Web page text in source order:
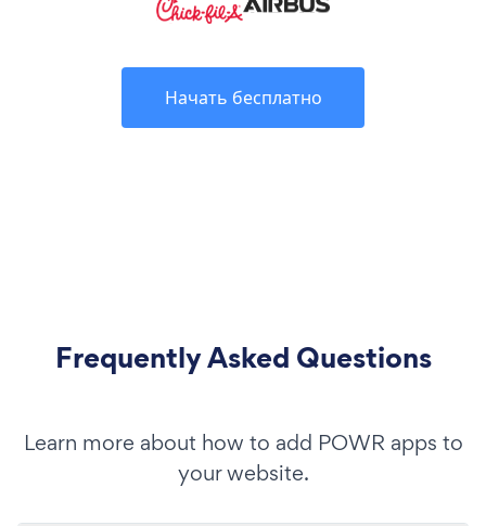
Начать бесплатно
Frequently Asked Questions
Learn more about how to add POWR apps to
your website.